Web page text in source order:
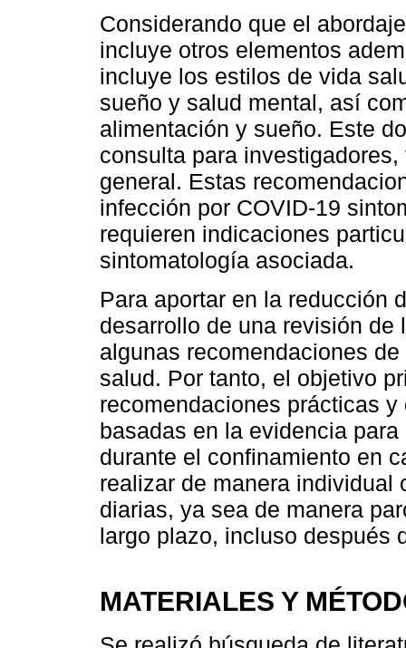
Considerando que el
incluye otros elementos
incluye los estilos de vida
sueño y salud mental, así
alimentación y sueño. Este
consulta para
general. Estas
infección por COVID-19
requieren indicaciones
sintomatología asociada.
Para aportar en la reducción
desarrollo de una revisión de
algunas recomendaciones
salud. Por tanto, el objetivo
recomendaciones prácticas
basadas en la evidencia
durante el confinamiento en
realizar de manera individual
diarias, ya sea de manera
largo plazo, incluso después
MATERIALES Y